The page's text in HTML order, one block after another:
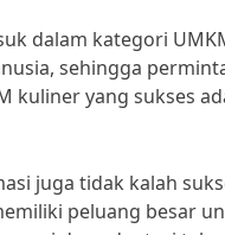
dalam kategori
sehingga
kuliner yang sukses
juga tidak kalah
peluang besar